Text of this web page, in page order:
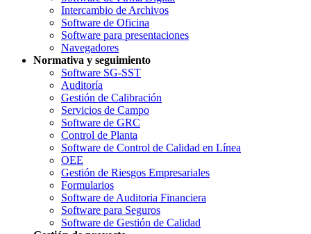
Intercambio de Archivos
Software de Oficina
Software para presentaciones
Navegadores
Normativa y seguimiento
Software SG-SST
Auditoría
Gestión de Calibración
Servicios de Campo
Software de GRC
Control de Planta
Software de Control de Calidad en Línea
OEE
Gestión de Riesgos Empresariales
Formularios
Software de Auditoria Financiera
Software para Seguros
Software de Gestión de Calidad